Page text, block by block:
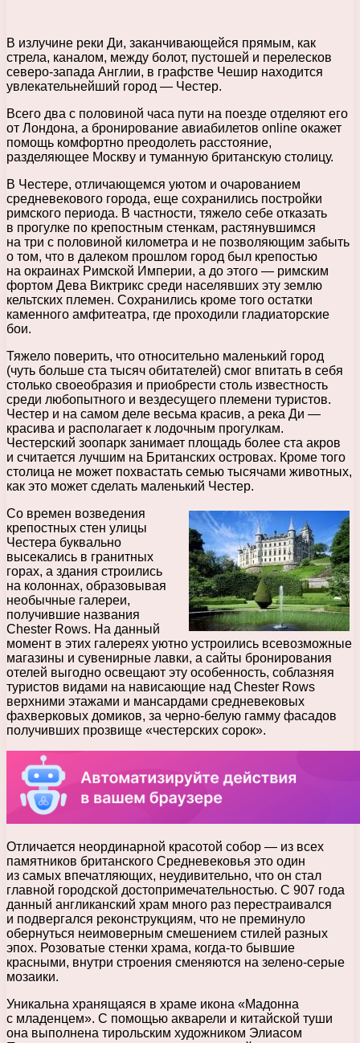
В излучине реки Ди, заканчивающейся прямым, как
стрела, каналом, между болот, пустошей и перелесков
северо-запада Англии, в графстве Чешир находится
увлекательнейший город — Честер.
Всего два с половиной часа пути на поезде отделяют его
от Лондона, а бронирование авиабилетов online окажет
помощь комфортно преодолеть расстояние,
разделяющее Москву и туманную британскую столицу.
В Честере, отличающемся уютом и очарованием
средневекового города, еще сохранились постройки
римского периода. В частности, тяжело себе отказать
в прогулке по крепостным стенкам, растянувшимся
на три с половиной километра и не позволяющим забыть
о том, что в далеком прошлом город был крепостью
на окраинах Римской Империи, а до этого — римским
фортом Дева Виктрикс среди населявших эту землю
кельтских племен. Сохранились кроме того остатки
каменного амфитеатра, где проходили гладиаторские
бои.
Тяжело поверить, что относительно маленький город
(чуть больше ста тысяч обитателей) смог впитать в себя
столько своеобразия и приобрести столь известность
среди любопытного и вездесущего племени туристов.
Честер и на самом деле весьма красив, а река Ди —
красива и располагает к лодочным прогулкам.
Честерский зоопарк занимает площадь более ста акров
и считается лучшим на Британских островах. Кроме того
столица не может похвастать семью тысячами животных,
как это может сделать маленький Честер.
Со времен возведения
крепостных стен улицы
Честера буквально
высекались в гранитных
горах, а здания строились
на колоннах, образовывая
необычные галереи,
получившие названия
Chester Rows. На данный
момент в этих галереях уютно устроились всевозможные
магазины и сувенирные лавки, а сайты бронирования
отелей выгодно освещают эту особенность, соблазняя
туристов видами на нависающие над Chester Rows
верхними этажами и мансардами средневековых
фахверковых домиков, за черно-белую гамму фасадов
получивших прозвище «честерских сорок».
Отличается неординарной красотой собор — из всех
памятников британского Средневековья это один
из самых впечатляющих, неудивительно, что он стал
главной городской достопримечательностью. С 907 года
данный англиканский храм много раз перестраивался
и подвергался реконструкциям, что не преминуло
обернуться неимоверным смешением стилей разных
эпох. Розоватые стенки храма, когда-то бывшие
красными, внутри строения сменяются на зелено-серые
мозаики.
Уникальна хранящаяся в храме икона «Мадонна
с младенцем». С помощью акварели и китайской туши
она выполнена тирольским художником Элиасом